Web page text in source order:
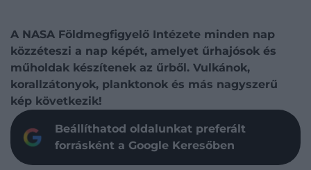
A NASA Földmegfigyelő Intézete minden nap
közzéteszi a nap képét, amelyet űrhajósok és
műholdak készítenek az űrből. Vulkánok,
korallzátonyok, planktonok és más nagyszerű
kép következik!
Beállíthatod oldalunkat preferált
forrásként a Google Keresőben